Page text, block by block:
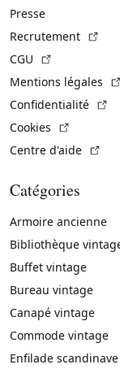
Presse
Recrutement
CGU
Mentions légales
Confidentialité
Cookies
Centre d'aide
Catégories
Armoire ancienne
Bibliothèque
Buffet vintage
Bureau vintage
Canapé vintage
Commode vintage
Enfilade scandinave